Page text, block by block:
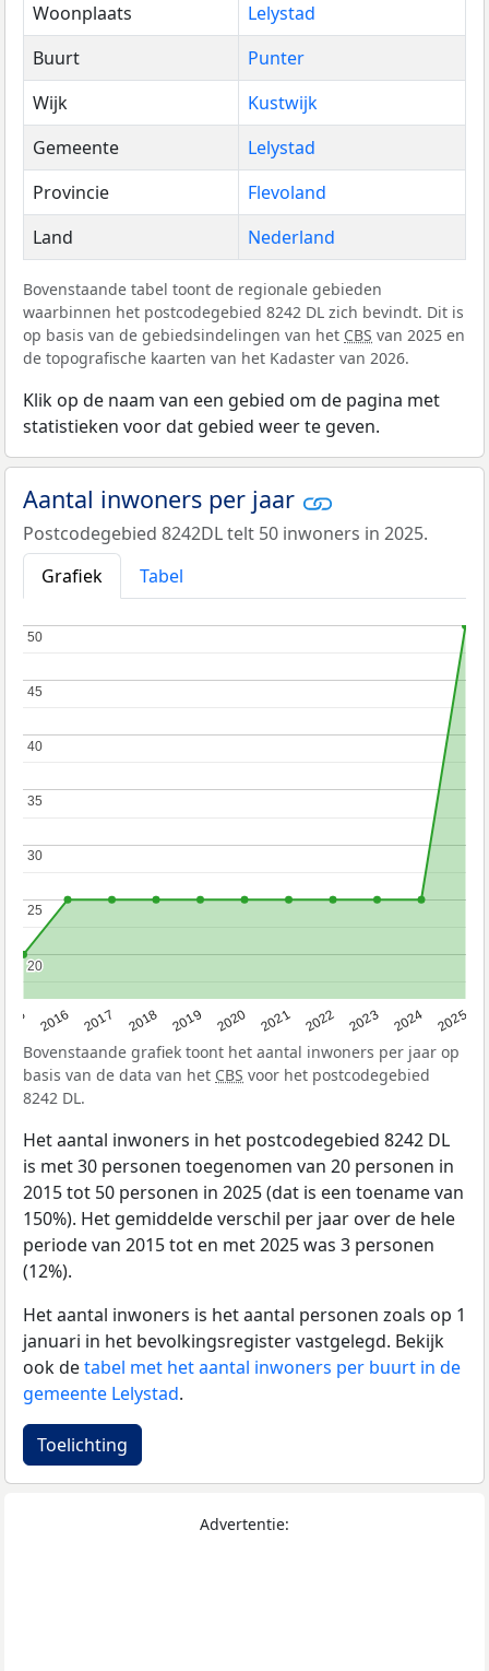
Woonplaats
Lelystad
Buurt
Punter
Wijk
Kustwijk
Gemeente
Lelystad
Provincie
Flevoland
Land
Nederland
Bovenstaande tabel toont de regionale gebieden
waarbinnen het postcodegebied 8242 DL zich bevindt. Dit is
op basis van de gebiedsindelingen van het CBS van 2025 en
de topografische kaarten van het Kadaster van 2026.
Klik op de naam van een gebied om de pagina met
statistieken voor dat gebied weer te geven.
Aantal inwoners per jaar
Postcodegebied 8242DL telt 50 inwoners in 2025.
Grafiek
Tabel
2016 2017 2018 2019 2020 2021 2022 2023 2024 2025
20
20
25
25
30
30
35
35
40
40
45
45
50
50
Bovenstaande grafiek toont het aantal inwoners per jaar op
basis van de data van het CBS voor het postcodegebied
8242 DL.
Het aantal inwoners in het postcodegebied 8242 DL
is met 30 personen toegenomen van 20 personen in
2015 tot 50 personen in 2025 (dat is een toename van
150%). Het gemiddelde verschil per jaar over de hele
periode van 2015 tot en met 2025 was 3 personen
(12%).
Het aantal inwoners is het aantal personen zoals op 1
januari in het bevolkingsregister vastgelegd. Bekijk
ook detabel met het aantal inwoners per buurt in de
gemeente Lelystad.
Toelichting
Advertentie: